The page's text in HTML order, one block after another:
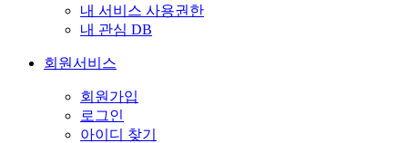
내 서비스 사용권한
내 관심 DB
회원서비스
회원가입
로그인
아이디 찾기